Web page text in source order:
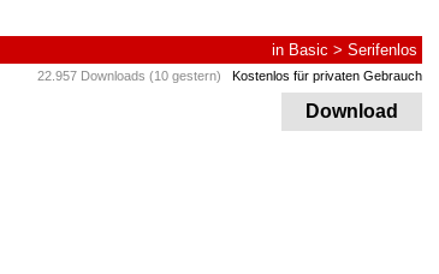
in Basic > Serifenlos
22.957 Downloads (10 gestern) Kostenlos für privaten Gebrauch
Download